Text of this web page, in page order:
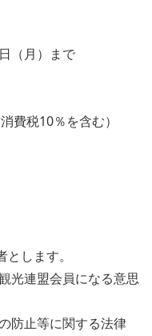
（月）まで
税10％を含む）
します。
光連盟会員になる意思
防止等に関する法律